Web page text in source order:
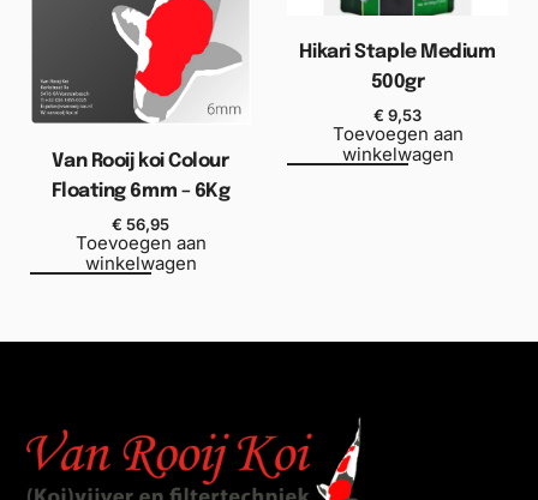
Van Rooij koi Colour
Floating 6mm – 6Kg
€ 56,95
Toevoegen aan
winkelwagen
Hikari Staple Medium
500gr
€ 9,53
Toevoegen aan
winkelwagen